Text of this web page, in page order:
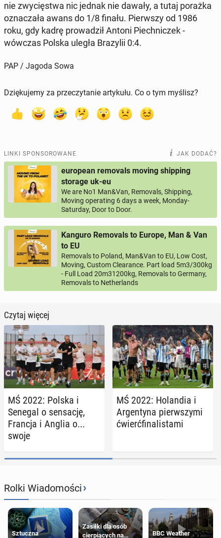
nie zwy­cię­stwa nic jednak nie dawały, a tutaj porażka
ozna­cza­ła awans do 1/8 finału. Pierw­szy od 1986
roku, gdy kadrę pro­wa­dził Antoni Piech­ni­czek -
wówczas Polska uległa Bra­zy­lii 0:4.
PAP / Jagoda Sowa
Dziękujemy za przeczytanie artykułu. Co o tym myślisz?
LINKI SPONSOROWANE JAK DODAĆ?
european removals moving shipping
storage uk-eu
We are No1 Man&Van, Removals, Shipping,
Moving operating 6 days a week, Monday-
Saturday, Door to Door.
Kanguro Removals to Europe, Man & Van
to EU
Removals to Poland, Man&Van to EU, Low Cost,
Moving, Custom Clearance. Part load 5m3/300kg
- Full Load 20m31200kg, Removals to Germany,
Removals to Netherlands
Czytaj więcej
MŚ 2022: Polska i
Senegal o sen­sa­cję,
Francja i Anglia o...
swoje
MŚ 2022: Ho­lan­dia i
Ar­gen­ty­na pierw­szy­mi
ćwierć­fi­na­li­sta­mi
Rolki Wiadomości›
Sztuczna
Zasiłki dla osób
cierpiących na
BBC Weather